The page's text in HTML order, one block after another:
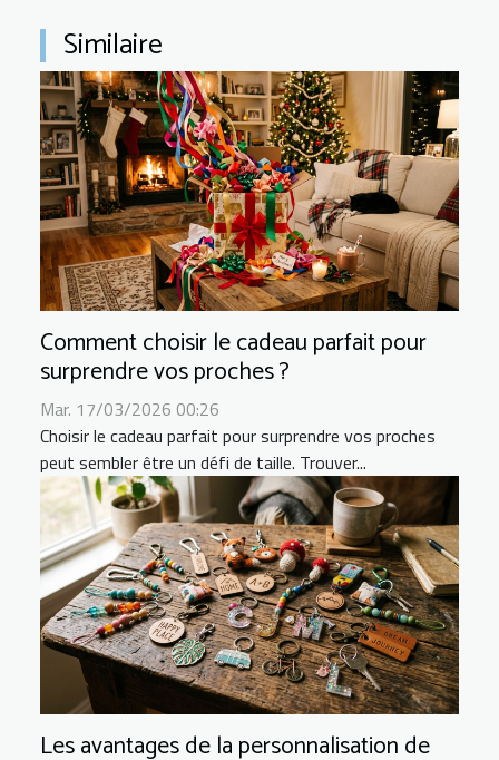
Similaire
Comment choisir le cadeau parfait pour
surprendre vos proches ?
Mar. 17/03/2026 00:26
Choisir le cadeau parfait pour surprendre vos proches
peut sembler être un défi de taille. Trouver...
Les avantages de la personnalisation de